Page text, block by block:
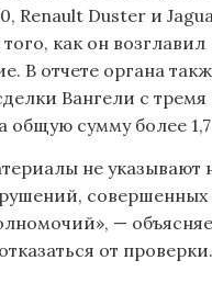
Renault Duster и
как он возглавил
В отчете органа
Вангели с тремя
общую сумму более
не указывают
совершенных
—
от проверки.